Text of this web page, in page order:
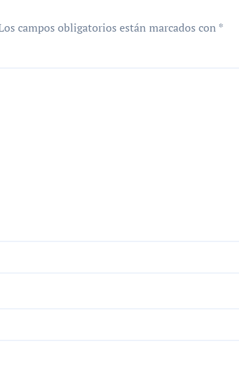
campos obligatorios están marcados con *